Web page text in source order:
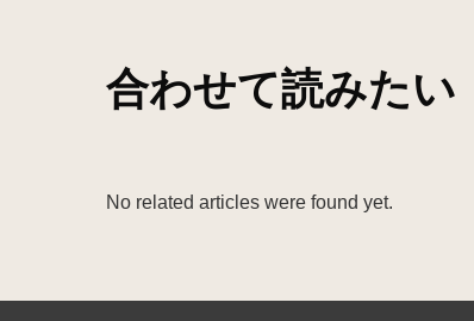
合わせて読みたい
No related articles were found yet.